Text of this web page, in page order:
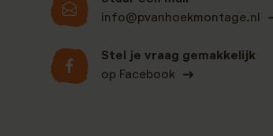
info@pvanhoekmontage.nl
Stel je vraag gemakkelijk
op Facebook